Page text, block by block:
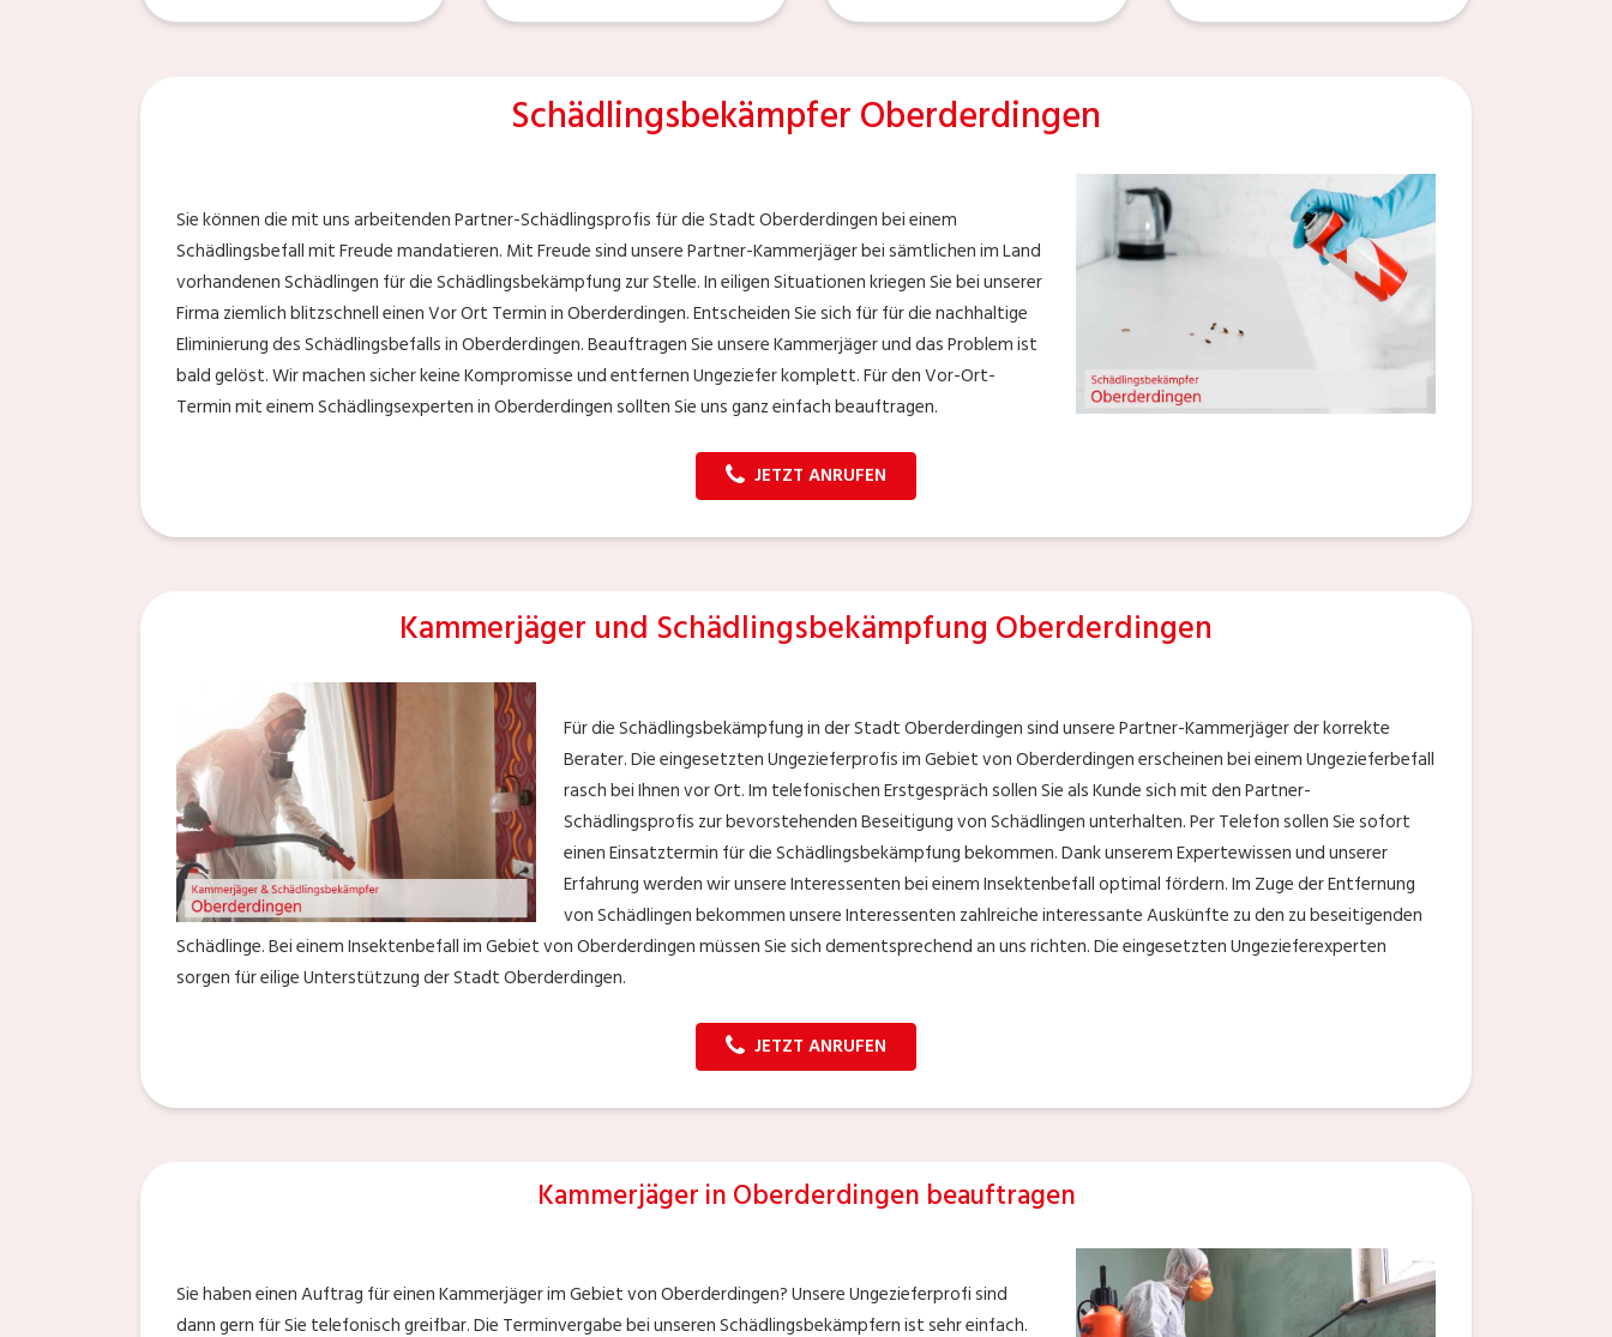
Schädlingsbekämpfer Oberderdingen
Sie können die mit uns arbeitenden Partner-Schädlingsprofis für die Stadt Oberderdingen bei einem
Schädlingsbefall mit Freude mandatieren. Mit Freude sind unsere Partner-Kammerjäger bei sämtlichen im Land
vorhandenen Schädlingen für die Schädlingsbekämpfung zur Stelle. In eiligen Situationen kriegen Sie bei unserer
Firma ziemlich blitzschnell einen Vor Ort Termin in Oberderdingen. Entscheiden Sie sich für für die nachhaltige
Eliminierung des Schädlingsbefalls in Oberderdingen. Beauftragen Sie unsere Kammerjäger und das Problem ist
bald gelöst. Wir machen sicher keine Kompromisse und entfernen Ungeziefer komplett. Für den Vor-Ort-
Termin mit einem Schädlingsexperten in Oberderdingen sollten Sie uns ganz einfach beauftragen.
JETZT ANRUFEN
Kammerjäger und Schädlingsbekämpfung Oberderdingen
Für die Schädlingsbekämpfung in der Stadt Oberderdingen sind unsere Partner-Kammerjäger der korrekte
Berater. Die eingesetzten Ungezieferprofis im Gebiet von Oberderdingen erscheinen bei einem Ungezieferbefall
rasch bei Ihnen vor Ort. Im telefonischen Erstgespräch sollen Sie als Kunde sich mit den Partner-
Schädlingsprofis zur bevorstehenden Beseitigung von Schädlingen unterhalten. Per Telefon sollen Sie sofort
einen Einsatztermin für die Schädlingsbekämpfung bekommen. Dank unserem Expertewissen und unserer
Erfahrung werden wir unsere Interessenten bei einem Insektenbefall optimal fördern. Im Zuge der Entfernung
von Schädlingen bekommen unsere Interessenten zahlreiche interessante Auskünfte zu den zu beseitigenden
Schädlinge. Bei einem Insektenbefall im Gebiet von Oberderdingen müssen Sie sich dementsprechend an uns richten. Die eingesetzten Ungezieferexperten
sorgen für eilige Unterstützung der Stadt Oberderdingen.
JETZT ANRUFEN
Kammerjäger in Oberderdingen beauftragen
Sie haben einen Auftrag für einen Kammerjäger im Gebiet von Oberderdingen? Unsere Ungezieferprofi sind
dann gern für Sie telefonisch greifbar. Die Terminvergabe bei unseren Schädlingsbekämpfern ist sehr einfach.